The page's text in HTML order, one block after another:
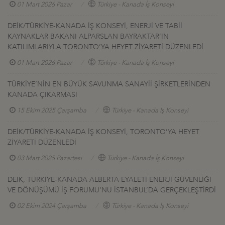
01 Mart 2026 Pazar Türkiye - Kanada İş Konseyi
DEİK/TÜRKİYE-KANADA İŞ KONSEYİ, ENERJİ VE TABİİ
KAYNAKLAR BAKANI ALPARSLAN BAYRAKTAR’IN
KATILIMLARIYLA TORONTO’YA HEYET ZİYARETİ DÜZENLEDİ
01 Mart 2026 Pazar Türkiye - Kanada İş Konseyi
TÜRKİYE’NİN EN BÜYÜK SAVUNMA SANAYİİ ŞİRKETLERİNDEN
KANADA ÇIKARMASI
15 Ekim 2025 Çarşamba Türkiye - Kanada İş Konseyi
DEİK/TÜRKİYE-KANADA İŞ KONSEYİ, TORONTO’YA HEYET
ZİYARETİ DÜZENLEDİ
03 Mart 2025 Pazartesi Türkiye - Kanada İş Konseyi
DEİK, TÜRKİYE-KANADA ALBERTA EYALETİ ENERJİ GÜVENLİĞİ
VE DÖNÜŞÜMÜ İŞ FORUMU’NU İSTANBUL’DA GERÇEKLEŞTİRDİ
02 Ekim 2024 Çarşamba Türkiye - Kanada İş Konseyi